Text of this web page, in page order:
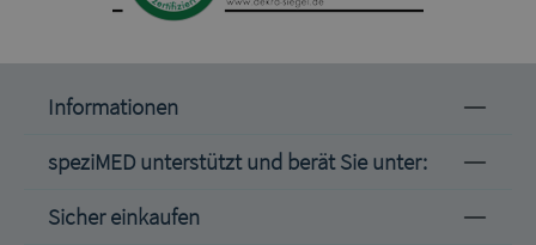
Informationen
speziMED unterstützt und berät Sie unter:
Sicher einkaufen